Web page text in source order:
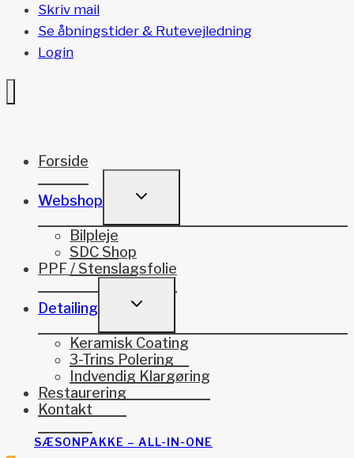
Skriv mail
Se åbningstider & Rutevejledning
Login
Forside
Webshop
TOGGLE
Bilpleje
SDC Shop
PPF / Stenslagsfolie
Detailing
TOGGLE
Keramisk Coating
3-Trins Polering
Indvendig Klargøring
Restaurering
Kontakt
SÆSONPAKKE – ALL-IN-ONE